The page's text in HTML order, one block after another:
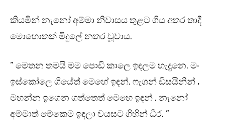
කියමින් නැනෝ අම්මා නිවාසය තුළට ගිය අතර තාදී
මොහොතක් මිදුලේ නතර වූවාය.
” මෙතන තමයි මම පොඩි කාලෙ ඉඳලම හැදුනෙ. මං
ඉස්කෝලෙ ගියේත් මෙහේ ඉඳන්. ෆැශන් ඩිසයිනින් ,
මහන්න ඉගෙන ගත්තෙත් මෙහෙ ඉඳන් . නැනෝ
අම්මාත් මේකෙම ඉඳලා වයසට ගිහින් ධීර. ”